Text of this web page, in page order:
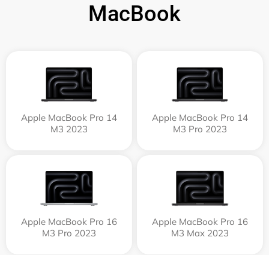
MacBook
Apple MacBook Pro 14
M3 2023
Apple MacBook Pro 14
M3 Pro 2023
Apple MacBook Pro 16
M3 Pro 2023
Apple MacBook Pro 16
M3 Max 2023